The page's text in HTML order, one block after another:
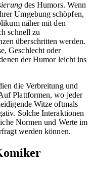
des Humors. Wenn
Umgebung schöpfen,
näher mit den
schnell zu
überschritten werden.
Geschlecht oder
der Humor leicht ins
die Verbreitung und
Plattformen, wo jeder
Witze oftmals
Solche Interaktionen
Normen und Werte im
werden können.